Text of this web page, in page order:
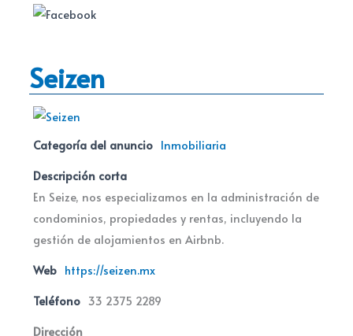
Seizen
Categoría del anuncio Inmobiliaria
Descripción corta
En Seize, nos especializamos en la administración de
condominios, propiedades y rentas, incluyendo la
gestión de alojamientos en Airbnb.
Web https://seizen.mx
Teléfono 33 2375 2289
Dirección